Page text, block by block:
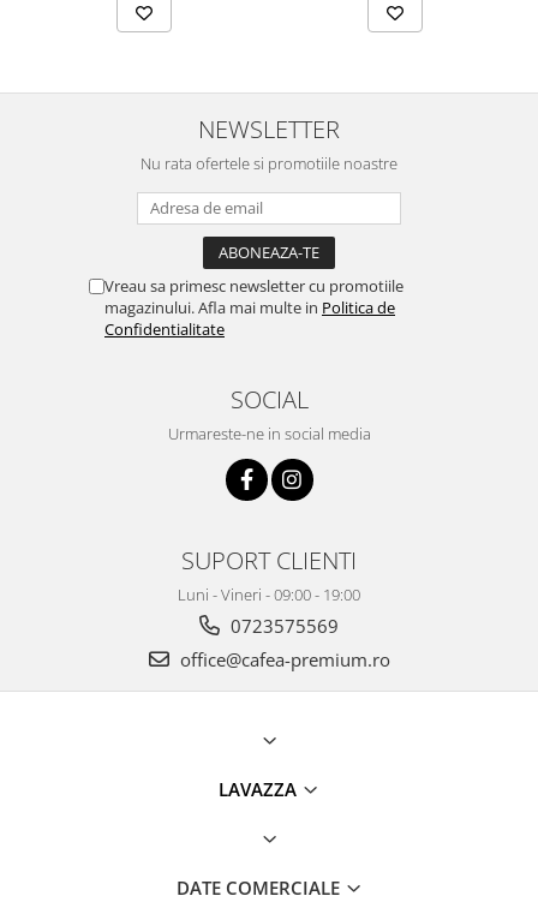
NEWSLETTER
Nu rata ofertele si promotiile noastre
Vreau sa primesc newsletter cu promotiile
magazinului. Afla mai multe in Politica de
Confidentialitate
SOCIAL
Urmareste-ne in social media
SUPORT CLIENTI
Luni - Vineri - 09:00 - 19:00
0723575569
office@cafea-premium.ro
LAVAZZA
DATE COMERCIALE